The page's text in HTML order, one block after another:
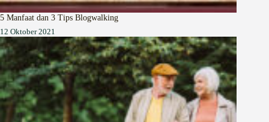
5 Manfaat dan 3 Tips Blogwalking
12 Oktober 2021